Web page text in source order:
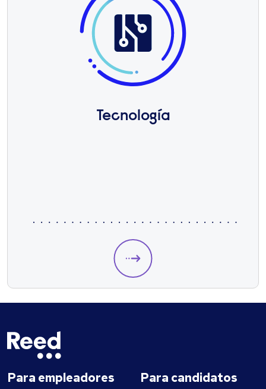
Tecnología
Para empleadores Para candidatos